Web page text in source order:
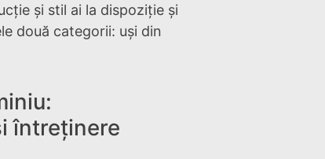
și stil ai la dispoziție și
două categorii: uși din
întreținere